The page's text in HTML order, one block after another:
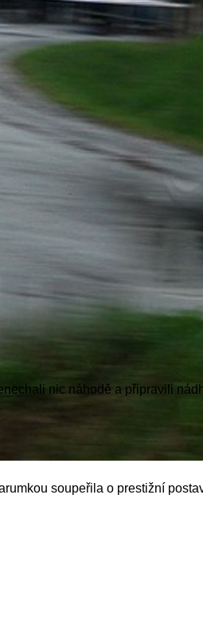
nic náhodě a připravili
soupeřila o prestižní